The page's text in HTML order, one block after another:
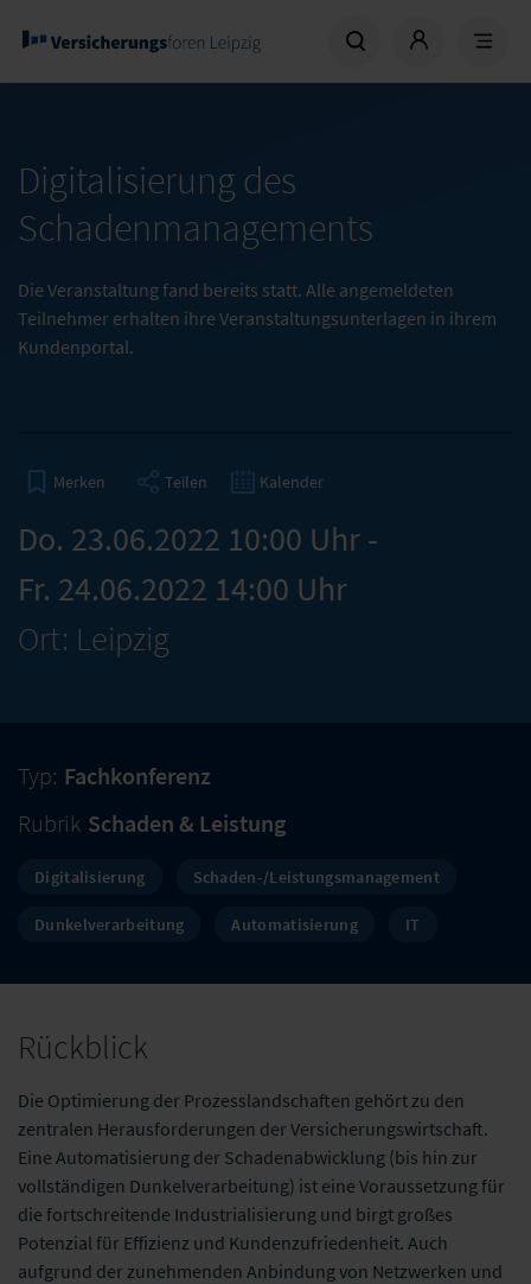
Digitalisierung des
Schadenmanagements
Die Veranstaltung fand bereits statt. Alle angemeldeten
Teilnehmer erhalten ihre Veranstaltungsunterlagen in ihrem
Kundenportal.
Merken Teilen Kalender
Do. 23.06.2022 10:00 Uhr -
Fr. 24.06.2022 14:00 Uhr
Ort: Leipzig
Typ: Fachkonferenz
Rubrik Schaden & Leistung
Digitalisierung Schaden-/Leistungsmanagement
Dunkelverarbeitung Automatisierung IT
Rückblick
Die Optimierung der Prozesslandschaften gehört zu den
zentralen Herausforderungen der Versicherungswirtschaft.
Eine Automatisierung der Schadenabwicklung (bis hin zur
vollständigen Dunkelverarbeitung) ist eine Voraussetzung für
die fortschreitende Industrialisierung und birgt großes
Potenzial für Effizienz und Kundenzufriedenheit. Auch
aufgrund der zunehmenden Anbindung von Netzwerken und